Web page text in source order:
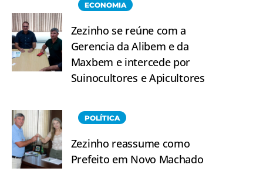
ECONOMIA
Zezinho se reúne com a
Gerencia da Alibem e da
Maxbem e intercede por
Suinocultores e Apicultores
POLÍTICA
Zezinho reassume como
Prefeito em Novo Machado